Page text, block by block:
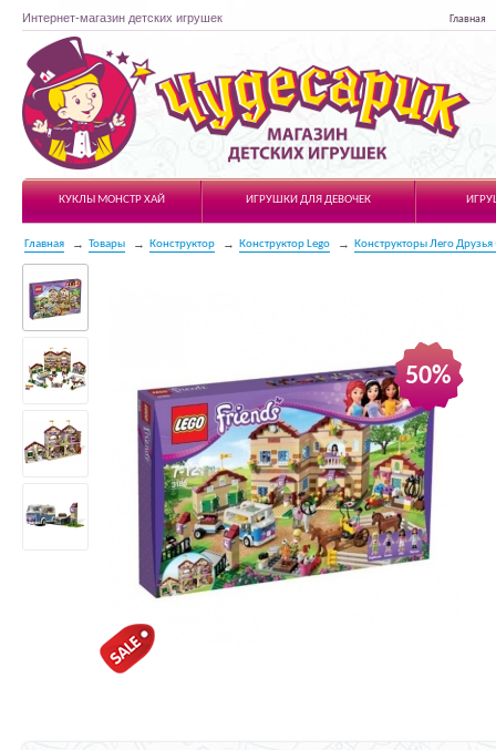
Интернет-магазин детских игрушек Главная
Чудесарик
КУКЛЫ МОНСТР ХАЙ
ИГРУШКИ ДЛЯ ДЕВОЧЕК
Главная Товары Конструктор Конструктор Lego Конструкторы Лего Друзья
50%